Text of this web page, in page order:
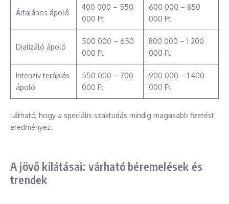
Általános ápoló
400 000 – 550
000 Ft
600 000 – 850
000 Ft
Dializáló ápoló
500 000 – 650
000 Ft
800 000 – 1 200
000 Ft
Intenzív terápiás
ápoló
550 000 – 700
000 Ft
900 000 – 1 400
000 Ft
Látható, hogy a speciális szaktudás mindig magasabb fizetést
eredményez.
A jövő kilátásai: várható béremelések és
trendek